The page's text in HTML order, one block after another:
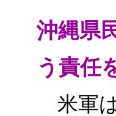
沖縄県
う責任
米軍